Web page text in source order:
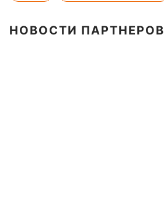
НОВОСТИ ПАРТНЕРОВ